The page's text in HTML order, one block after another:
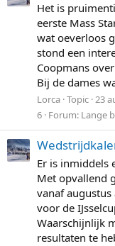
Het is
eerste Mass
wat oeverloos
stond een
Coopmans
Bij de dames
Lorca Topic 23
6 Forum: Lange
Er is inmiddels
Met opvallend
vanaf
voor de
Waarschijnlijk
resultaten te